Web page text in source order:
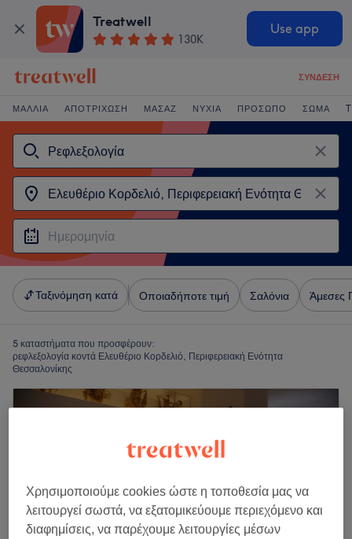
Treatwell
130K
Use app
ΣΎΝΔΕΣΗ
ΜΑΛΛΙΆ ΑΠΟΤΡΊΧΩΣΗ ΜΑΣΆΖ ΝΎΧΙΑ ΠΡΌΣΩΠΟ ΣΏΜΑ
Ταξινόμηση κατά Οποιαδήποτε τιμή Σαλόνια Άμεσες
5 καταστήματα που προσφέρουν:
ρεφλεξολογία κοντά Ελευθέριο Κορδελιό, Περιφερειακή Ενότητα
Θεσσαλονίκης
Χρησιμοποιούμε cookies ώστε η τοποθεσία μας να
λειτουργεί σωστά, να εξατομικεύουμε περιεχόμενο και
διαφημίσεις, να παρέχουμε λειτουργίες μέσων